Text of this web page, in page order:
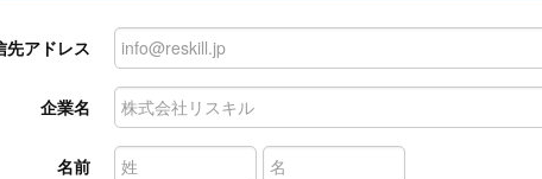
先アドレス
企業名
名前